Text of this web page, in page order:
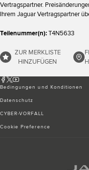
Vertragspartner.
Ihrem Jaguar Vertragspartner
Teilenummer(n):T4N5633
ZUR MERKLISTE
HINZUFÜGEN
Bedingungen und Konditionen
Datenschutz
CYBER-VORFALL
Cookie Preference